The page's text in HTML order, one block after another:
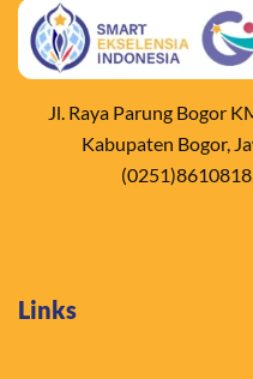
Jl. Raya Parung Bogor
Kabupaten Bogor,
Links